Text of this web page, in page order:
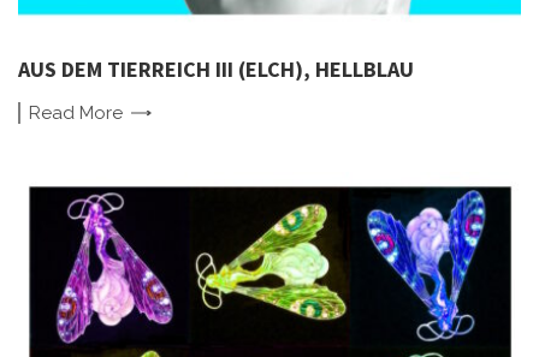
AUS DEM TIERREICH III (ELCH), HELLBLAU
Read More